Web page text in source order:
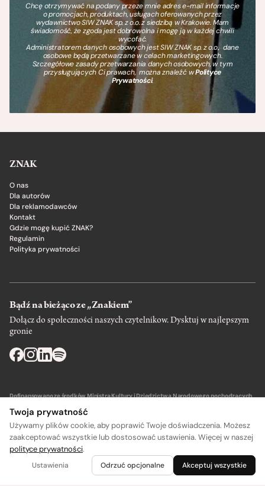
Chcę otrzymywać na podany przeze mnie adres e-mail informacje
o promocjach, produktach, usługach oferowanych przez
wydawnictwo SIW ZNAK sp. z o.o. z siedzibą w Krakowie. Mam
świadomość, że zgoda jest dobrowolna i mogę ją w każdej chwili
wycofać.
Administratorem danych osobowych jest SIW ZNAK sp. z o.o., dane
osobowe będą przetwarzane w celach marketingowych.
Szczegółowe zasady przetwarzania danych osobowych, w tym
przysługujących Ci prawach, można znaleźć wPolityce
Prywatności.
ZNAK
O nas
Dla autorów
Dla reklamodawców
Kontakt
Gdzie mogę kupić ZNAK?
Regulamin
Polityka prywatności
Bądź na bieżąco ze „Znakiem”
Dołącz do społeczności naszych czytelnikow. Dysktuj w najlepszym
gronie
Dofinansowano ze środków Ministra Kultury i Dziedzictwa Narodowego pochodzących
Wydawca: SIW Znak w Krakowie
Twoja prywatność
Używamy plików cookie, aby poprawić Twoje doświadczenia. Możesz
zaakceptować wszystkie lub dostosować ustawienia. Więcej w naszej
polityce prywatności.
Ustawienia Odrzuć opcjonalne Akceptuj wszystkie